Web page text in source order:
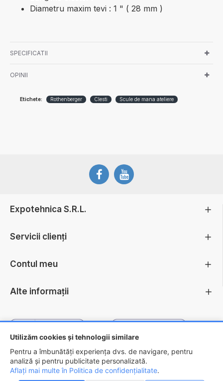
Utilizăm cookies și tehnologii similare
Pentru a îmbunătăți experiența dvs. de navigare, pentru
analiză și pentru publicitate personalizată.
Aflați mai multe în Politica de confidențialitate.
Diametru maxim tevi : 1 " ( 28 mm )
SPECIFICATII
OPINII
Etichete: Rothenberger Clesti Scule de mana ateliere
Expotehnica S.R.L.
Servicii clienți
Contul meu
Alte informații
Copyright © 2026 - EXPOTEHNICA S.R.L.